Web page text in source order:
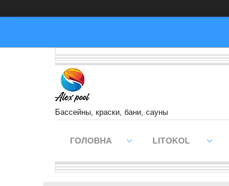
Бассейны, краски, бани, сауны
ГОЛОВНА LITOKOL